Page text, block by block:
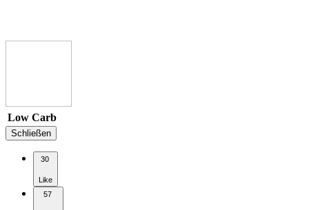
Low Carb
Schließen
30
Like
57